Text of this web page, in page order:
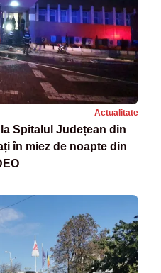
Actualitate
Spitalul Județean din
în miez de noapte din